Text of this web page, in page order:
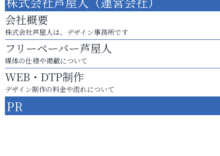
会社概要
株式会社芦屋人は、デザイン事務所です
フリーペーパー芦屋人
媒体の仕様や掲載について
WEB・DTP制作
デザイン制作の料金や流れについて
PR